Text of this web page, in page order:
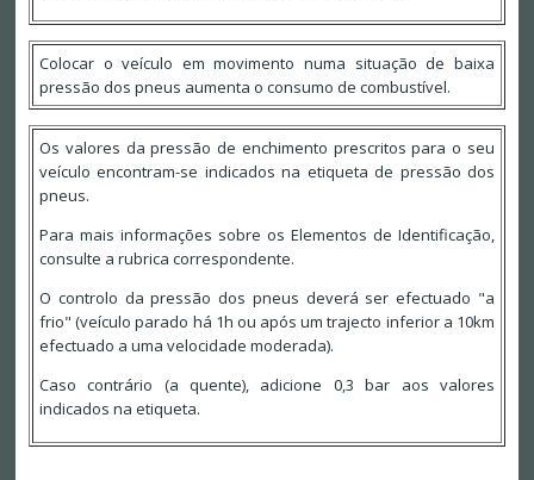
Colocar o veículo em movimento numa situação de baixa
pressão dos pneus aumenta o consumo de combustível.
Os valores da pressão de enchimento prescritos para o seu
veículo encontram-se indicados na etiqueta de pressão dos
pneus.
Para mais informações sobre os Elementos de Identificação,
consulte a rubrica correspondente.
O controlo da pressão dos pneus deverá ser efectuado "a
frio" (veículo parado há 1h ou após um trajecto inferior a 10km
efectuado a uma velocidade moderada).
Caso contrário (a quente), adicione 0,3 bar aos valores
indicados na etiqueta.